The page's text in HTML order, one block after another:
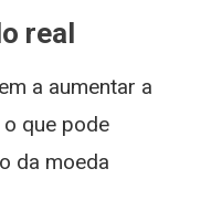
real
a aumentar a
que pode
da moeda